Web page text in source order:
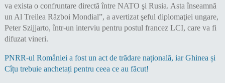
va exista o confruntare directă între NATO şi Rusia. Asta înseamnă
un Al Treilea Război Mondial”, a avertizat şeful diplomaţiei ungare,
Peter Szijjarto, într-un interviu pentru postul francez LCI, care va fi
difuzat vineri.
PNRR-ul României a fost un act de trădare națională, iar Ghinea și
Cîțu trebuie anchetați pentru ceea ce au făcut!